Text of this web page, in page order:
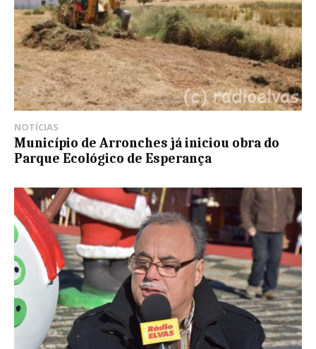
NOTÍCIAS
Município de Arronches já iniciou obra do
Parque Ecológico de Esperança